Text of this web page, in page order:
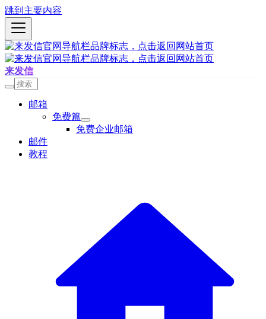
跳到主要内容
来发信
邮箱
免费篇
免费企业邮箱
邮件
教程